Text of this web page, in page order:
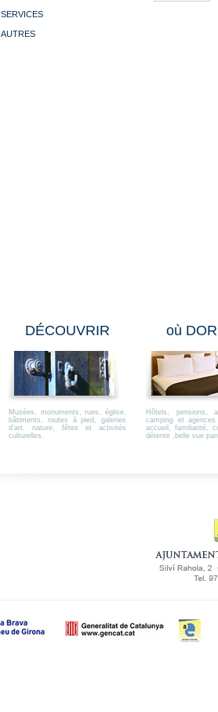
SERVICES
AUTRES
DÉCOUVRIR
Musées, monuments, rues, église,
bâtiments, routes à pied, galeries
d’art, nature, fêtes et activités
culturelles.
où
Hôtels, pensions,
camping et agences
accueil, familiarité,
détente ,belle vue